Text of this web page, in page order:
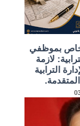
بموظفي
لازمة
الترابية